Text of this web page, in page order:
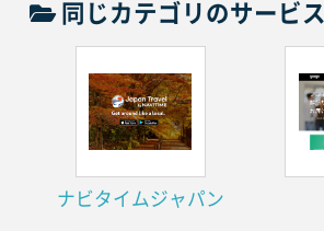
同じカテゴリのサービス
ナビタイムジャパン